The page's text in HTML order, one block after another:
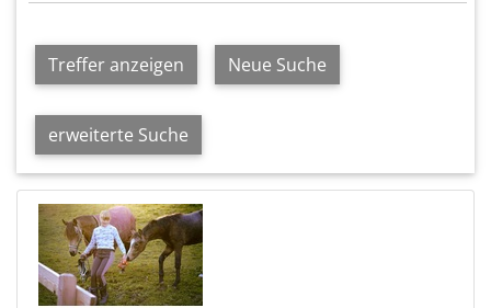
Treffer anzeigen Neue Suche
erweiterte Suche